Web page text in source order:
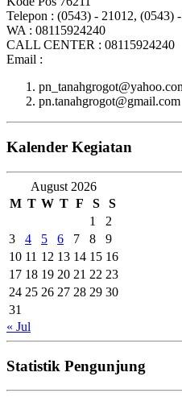
Telepon : (0543) - 21012, (0543)
WA : 08115924240
CALL CENTER : 08115924240
Email :
pn.tanahgrogot@gmail.com
Kalender Kegiatan
August 2026
M T W T F S
S
1
2
3
4 5 6 7 8
9
10 11 12 13 14 15 16
17 18 19 20 21 22 23
24 25 26 27 28 29 30
31
« Jul
Statistik Pengunjung